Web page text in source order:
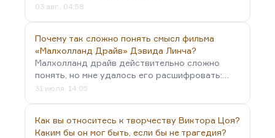
03 авг., 04:58
Почему так сложно понять смысл фильма
«Малхолланд Драйв» Дэвида Линча?
Малхолланд драйв действительно сложно
понять, но мне удалось его расшифровать:…
31 июля, 14:05
Как вы относитесь к творчеству Виктора Цоя?
Каким бы он мог быть, если бы не трагедия?